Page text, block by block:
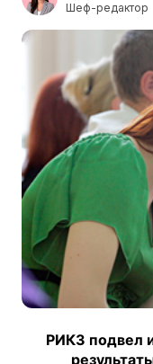
Шеф-редактор
РИКЗ подвел